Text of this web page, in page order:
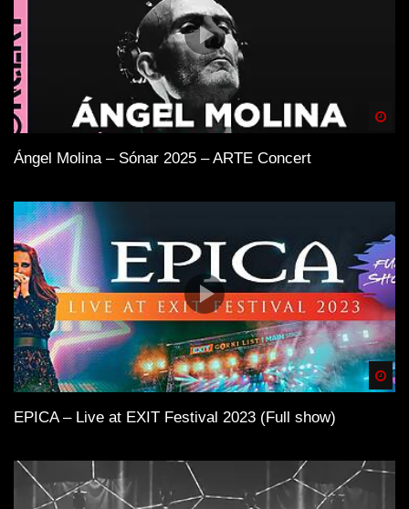
Ángel Molina – Sónar 2025 – ARTE Concert
EPICA – Live at EXIT Festival 2023 (Full show)